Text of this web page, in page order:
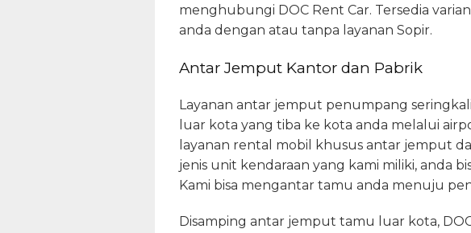
menghubungi DOC Rent Car. Tersedia
anda dengan atau tanpa layanan Sopir.
Antar Jemput Kantor dan Pabrik
Layanan antar jemput penumpang
luar kota yang tiba ke kota anda melalui
layanan rental mobil khusus antar jemput
jenis unit kendaraan yang kami miliki, anda
Kami bisa mengantar tamu anda menuju
Disamping antar jemput tamu luar kota,